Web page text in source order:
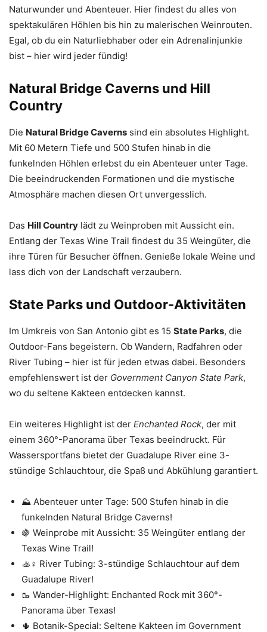
Naturwunder und Abenteuer. Hier findest du alles von
spektakulären Höhlen bis hin zu malerischen Weinrouten.
Egal, ob du ein Naturliebhaber oder ein Adrenalinjunkie
bist – hier wird jeder fündig!
Natural Bridge Caverns und Hill
Country
Die Natural Bridge Caverns sind ein absolutes Highlight.
Mit 60 Metern Tiefe und 500 Stufen hinab in die
funkelnden Höhlen erlebst du ein Abenteuer unter Tage.
Die beeindruckenden Formationen und die mystische
Atmosphäre machen diesen Ort unvergesslich.
Das Hill Country lädt zu Weinproben mit Aussicht ein.
Entlang der Texas Wine Trail findest du 35 Weingüter, die
ihre Türen für Besucher öffnen. Genieße lokale Weine und
lass dich von der Landschaft verzaubern.
State Parks und Outdoor-Aktivitäten
Im Umkreis von San Antonio gibt es 15 State Parks, die
Outdoor-Fans begeistern. Ob Wandern, Radfahren oder
River Tubing – hier ist für jeden etwas dabei. Besonders
empfehlenswert ist der Government Canyon State Park,
wo du seltene Kakteen entdecken kannst.
Ein weiteres Highlight ist der Enchanted Rock, der mit
einem 360°-Panorama über Texas beeindruckt. Für
Wassersportfans bietet der Guadalupe River eine 3-
stündige Schlauchtour, die Spaß und Abkühlung garantiert.
⛰️ Abenteuer unter Tage: 500 Stufen hinab in die
funkelnden Natural Bridge Caverns!
🍇 Weinprobe mit Aussicht: 35 Weingüter entlang der
Texas Wine Trail!
🚣♀️ River Tubing: 3-stündige Schlauchtour auf dem
Guadalupe River!
🥾 Wander-Highlight: Enchanted Rock mit 360°-
Panorama über Texas!
🌵 Botanik-Special: Seltene Kakteen im Government